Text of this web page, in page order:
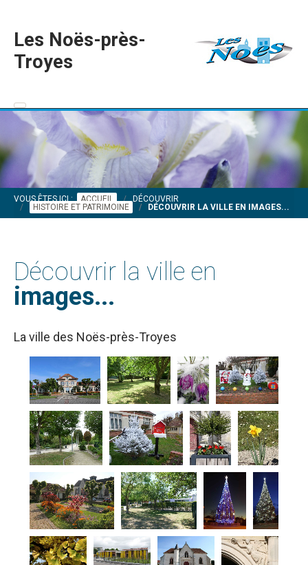
Les Noës-près-
Troyes
VOUS ÊTES ICI : ACCUEIL
DÉCOUVRIR
HISTOIRE ET PATRIMOINE
DÉCOUVRIR LA VILLE EN IMAGES...
Découvrir la ville en
images...
La ville des Noës-près-Troyes